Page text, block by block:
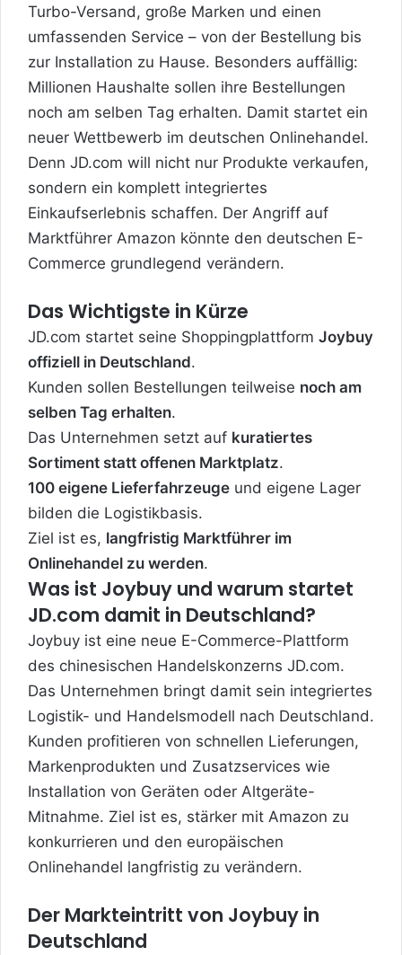
Turbo-Versand, große Marken und einen
umfassenden Service – von der Bestellung bis
zur Installation zu Hause. Besonders auffällig:
Millionen Haushalte sollen ihre Bestellungen
noch am selben Tag erhalten. Damit startet ein
neuer Wettbewerb im deutschen Onlinehandel.
Denn JD.com will nicht nur Produkte verkaufen,
sondern ein komplett integriertes
Einkaufserlebnis schaffen. Der Angriff auf
Marktführer Amazon könnte den deutschen E-
Commerce grundlegend verändern.
Das Wichtigste in Kürze
JD.com startet seine Shoppingplattform Joybuy
offiziell in Deutschland.
Kunden sollen Bestellungen teilweise noch am
selben Tag erhalten.
Das Unternehmen setzt auf kuratiertes
Sortiment statt offenen Marktplatz.
100 eigene Lieferfahrzeuge und eigene Lager
bilden die Logistikbasis.
Ziel ist es, langfristig Marktführer im
Onlinehandel zu werden.
Was ist Joybuy und warum startet
JD.com damit in Deutschland?
Joybuy ist eine neue E-Commerce-Plattform
des chinesischen Handelskonzerns JD.com.
Das Unternehmen bringt damit sein integriertes
Logistik- und Handelsmodell nach Deutschland.
Kunden profitieren von schnellen Lieferungen,
Markenprodukten und Zusatzservices wie
Installation von Geräten oder Altgeräte-
Mitnahme. Ziel ist es, stärker mit Amazon zu
konkurrieren und den europäischen
Onlinehandel langfristig zu verändern.
Der Markteintritt von Joybuy in
Deutschland